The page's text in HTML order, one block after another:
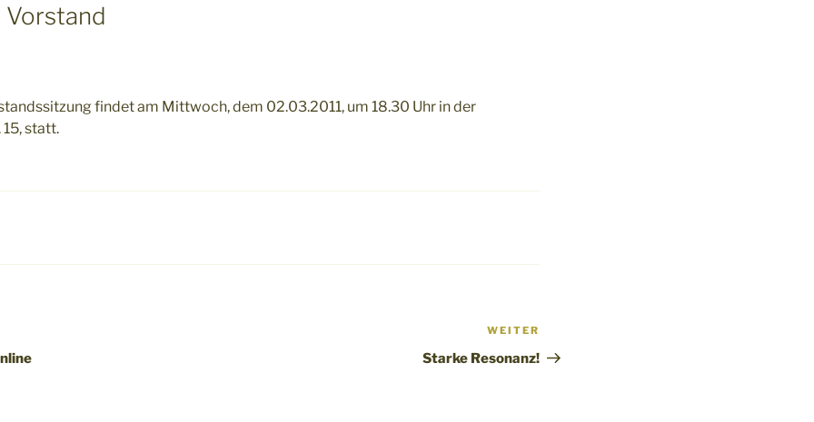
Vorstand
findet am Mittwoch, dem 02.03.2011, um 18.30 Uhr in der
statt.
Beitrag
WEITER
Starke Resonanz!